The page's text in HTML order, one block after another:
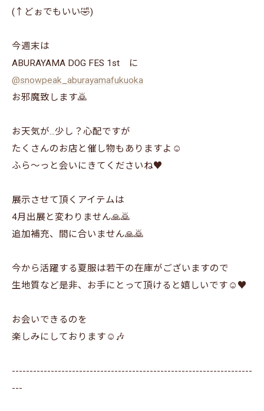
(↑どぉでもいい🤣)
今週末は
ABURAYAMA DOG FES 1st に
@snowpeak_aburayamafukuoka
お邪魔致します🙇
お天気が...少し？心配ですが
たくさんのお店と催し物もありますよ☺️
ふら～っと会いにきてくださいね♥️
展示させて頂くアイテムは
4月出展と変わりません🙏🙇
追加補充、間に合いません🙏🙇
今から活躍する夏服は若干の在庫がございますので
生地質など是非、お手にとって頂けると嬉しいです☺️♥️
お会いできるのを
楽しみにしております☺️🎶
--------------------------------------------------------------------
---